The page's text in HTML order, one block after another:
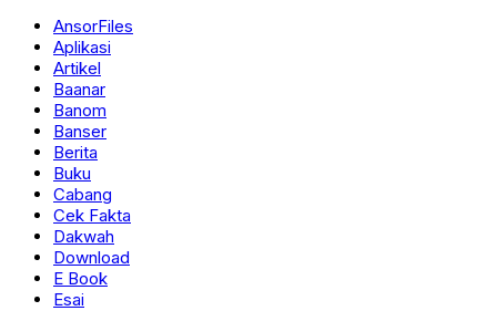
AnsorFiles
Aplikasi
Artikel
Baanar
Banom
Banser
Berita
Buku
Cabang
Cek Fakta
Dakwah
Download
E Book
Esai